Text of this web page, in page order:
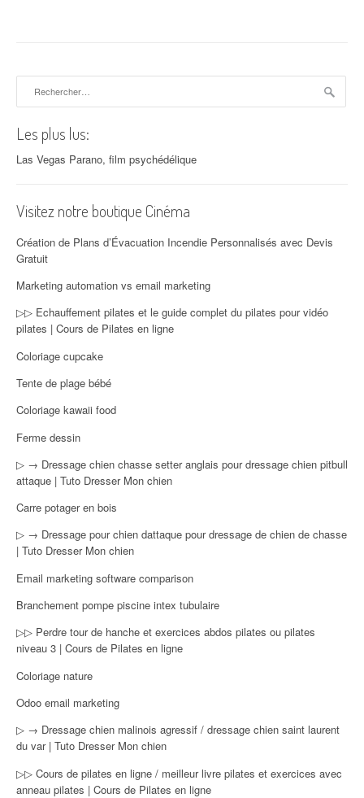
Les plus lus:
Las Vegas Parano, film psychédélique
Visitez notre boutique Cinéma
Création de Plans d’Évacuation Incendie Personnalisés avec Devis
Gratuit
Marketing automation vs email marketing
▷▷ Echauffement pilates et le guide complet du pilates pour vidéo
pilates | Cours de Pilates en ligne
Coloriage cupcake
Tente de plage bébé
Coloriage kawaii food
Ferme dessin
▷ → Dressage chien chasse setter anglais pour dressage chien pitbull
attaque | Tuto Dresser Mon chien
Carre potager en bois
▷ → Dressage pour chien dattaque pour dressage de chien de chasse
| Tuto Dresser Mon chien
Email marketing software comparison
Branchement pompe piscine intex tubulaire
▷▷ Perdre tour de hanche et exercices abdos pilates ou pilates
niveau 3 | Cours de Pilates en ligne
Coloriage nature
Odoo email marketing
▷ → Dressage chien malinois agressif / dressage chien saint laurent
du var | Tuto Dresser Mon chien
▷▷ Cours de pilates en ligne / meilleur livre pilates et exercices avec
anneau pilates | Cours de Pilates en ligne